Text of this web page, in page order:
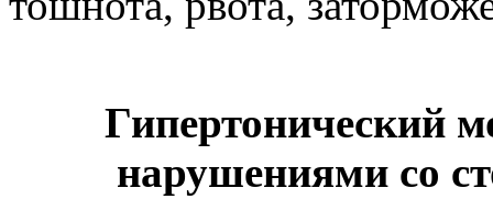
Гипертонический
нарушениями со